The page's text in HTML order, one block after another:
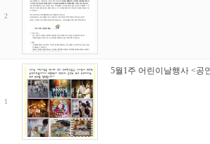
2
1
5월1주 어린이날행사 <공